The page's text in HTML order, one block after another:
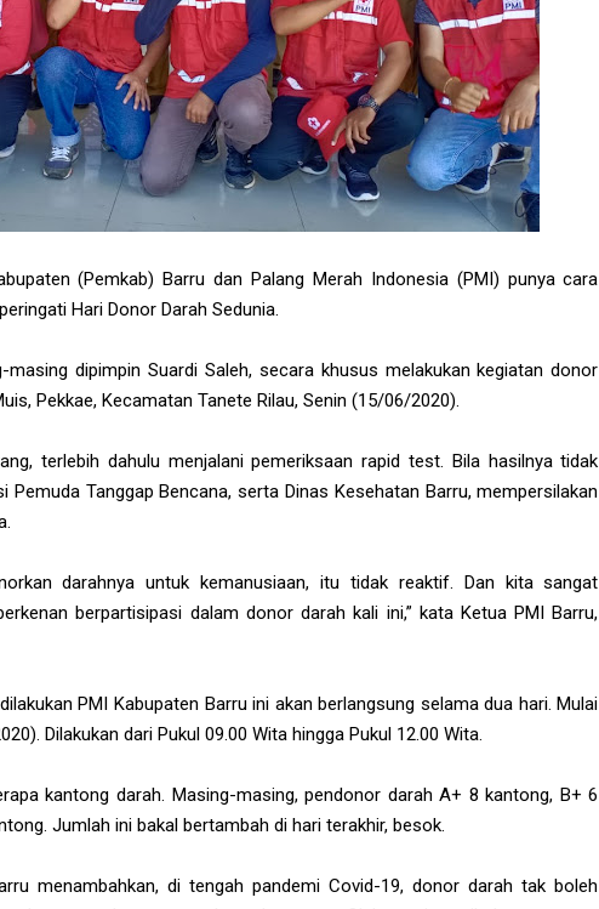
(Pemkab) Barru dan Palang Merah Indonesia (PMI) punya cara
Hari Donor Darah Sedunia.
dipimpin Suardi Saleh, secara khusus melakukan kegiatan donor
Pekkae, Kecamatan Tanete Rilau, Senin (15/06/2020).
terlebih dahulu menjalani pemeriksaan rapid test. Bila hasilnya tidak
Pemuda Tanggap Bencana, serta Dinas Kesehatan Barru, mempersilakan
darahnya untuk kemanusiaan, itu tidak reaktif. Dan kita sangat
berpartisipasi dalam donor darah kali ini,” kata Ketua PMI Barru,
PMI Kabupaten Barru ini akan berlangsung selama dua hari. Mulai
Dilakukan dari Pukul 09.00 Wita hingga Pukul 12.00 Wita.
kantong darah. Masing-masing, pendonor darah A+ 8 kantong, B+ 6
Jumlah ini bakal bertambah di hari terakhir, besok.
menambahkan, di tengah pandemi Covid-19, donor darah tak boleh